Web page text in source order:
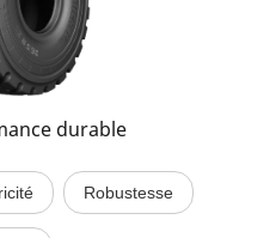
durable
Robustesse